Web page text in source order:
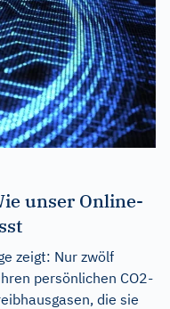
unser Online-
zeigt: Nur zwölf
persönlichen CO2-
die sie